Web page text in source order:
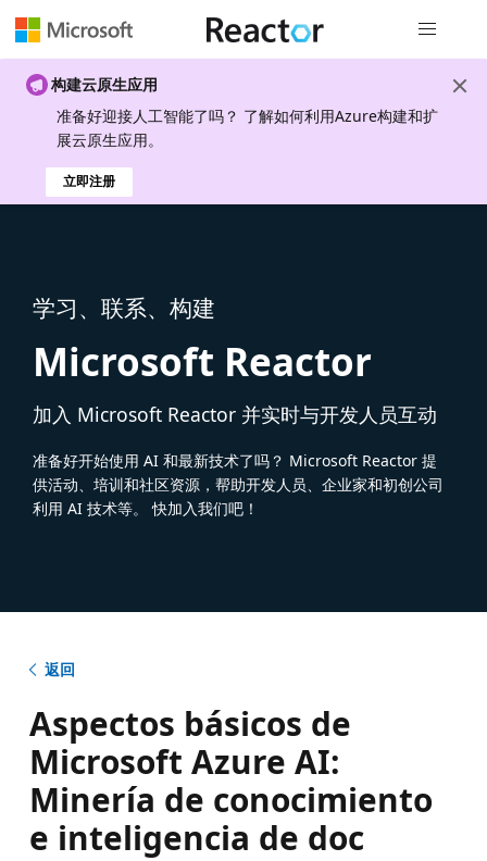
构建云原生应用
准备好迎接人工智能了吗？ 了解如何利用Azure构建和扩
展云原生应用。
立即注册
学习、联系、构建
Microsoft Reactor
加入 Microsoft Reactor 并实时与开发人员互动
准备好开始使用 AI 和最新技术了吗？ Microsoft Reactor 提
供活动、培训和社区资源，帮助开发人员、企业家和初创公司
利用 AI 技术等。 快加入我们吧！
返回
Aspectos básicos de
Microsoft Azure AI:
Minería de conocimiento
e inteligencia de doc